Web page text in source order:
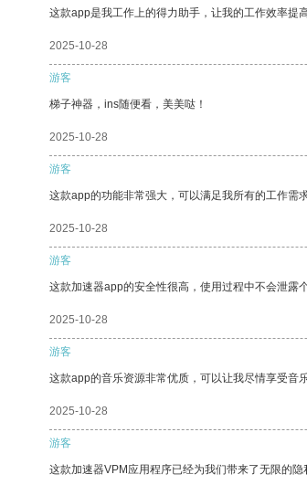
这款app是我工作上的得力助手，让我的工作效率提
2025-10-28
游客
梯子神器，ins随便看，美美哒！
2025-10-28
游客
这款app的功能非常强大，可以满足我所有的工作需
2025-10-28
游客
这款加速器app的安全性很高，使用过程中不会泄露
2025-10-28
游客
这款app的音乐资源非常优质，可以让我尽情享受音乐
2025-10-28
游客
这款加速器VPM应用程序已经为我们带来了无限的隐